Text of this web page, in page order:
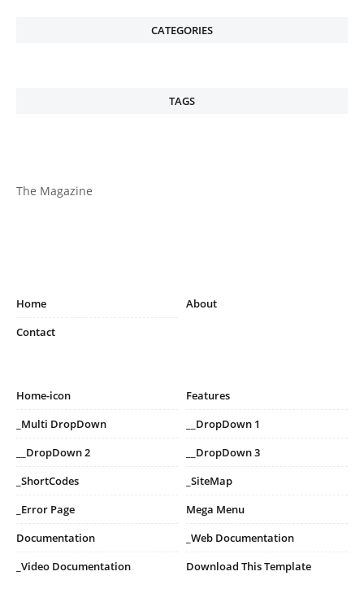
CATEGORIES
TAGS
The Magazine
Home
About
Contact
Home-icon
Features
_Multi DropDown
__DropDown 1
__DropDown 2
__DropDown 3
_ShortCodes
_SiteMap
_Error Page
Mega Menu
Documentation
_Web Documentation
_Video Documentation
Download This Template